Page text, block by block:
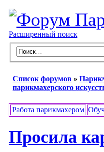
Расширенный поиск
Список форумов »
парикмахерского
Работа парикмахером
Просила